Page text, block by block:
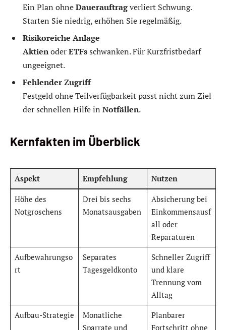
Ein Plan ohneDauerauftragverliert Schwung.
Starten Sie niedrig, erhöhen Sie regelmäßig.
Risikoreiche Anlage
AktienoderETFsschwanken. Für Kurzfristbedarf
ungeeignet.
Fehlender Zugriff
Festgeld ohne Teilverfügbarkeit passt nicht zum Ziel
der schnellen Hilfe in Notfällen.
Kernfakten im Überblick
Aspekt Empfehlung Nutzen
Höhe des
Notgroschens
Drei bis sechs
Monatsausgaben
Absicherung bei
Einkommensausf
all oder
Reparaturen
Aufbewahrungso
rt
Separates
Tagesgeldkonto
Schneller Zugriff
und klare
Trennung vom
Alltag
Aufbau-Strategie
Monatliche
Sparrate und
Planbarer
Fortschritt ohne